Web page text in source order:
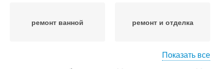
ремонт ванной ремонт и отделка
Показать все